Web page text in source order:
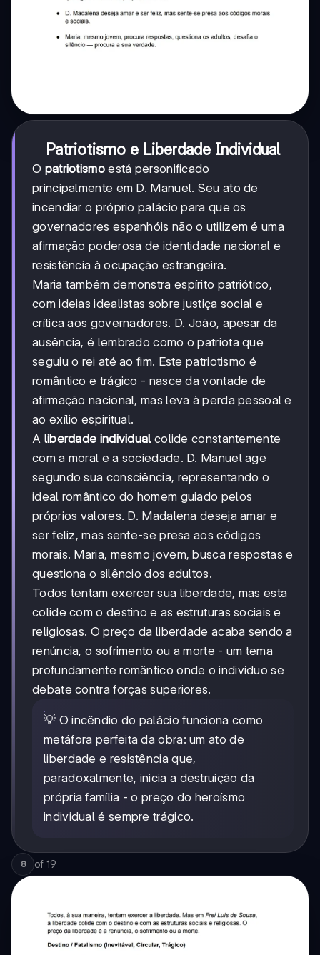
Patriotismo e Liberdade Individual
O patriotismoestá personificado
principalmente em D. Manuel. Seu ato de
incendiar o próprio palácio para que os
governadores espanhóis não o utilizem é uma
afirmação poderosa de identidade nacional e
resistência à ocupação estrangeira.
Maria também demonstra espírito patriótico,
com ideias idealistas sobre justiça social e
crítica aos governadores. D. João, apesar da
ausência, é lembrado como o patriota que
seguiu o rei até ao fim. Este patriotismo é
romântico e trágico - nasce da vontade de
afirmação nacional, mas leva à perda pessoal e
ao exílio espiritual.
A liberdade individual colide constantemente
com a moral e a sociedade. D. Manuel age
segundo sua consciência, representando o
ideal romântico do homem guiado pelos
próprios valores. D. Madalena deseja amar e
ser feliz, mas sente-se presa aos códigos
morais. Maria, mesmo jovem, busca respostas e
questiona o silêncio dos adultos.
Todos tentam exercer sua liberdade, mas esta
colide com o destino e as estruturas sociais e
religiosas. O preço da liberdade acaba sendo a
renúncia, o sofrimento ou a morte - um tema
profundamente romântico onde o indivíduo se
debate contra forças superiores.
💡 O incêndio do palácio funciona como
metáfora perfeita da obra: um ato de
liberdade e resistência que,
paradoxalmente, inicia a destruição da
própria família - o preço do heroísmo
individual é sempre trágico.
8 of 19